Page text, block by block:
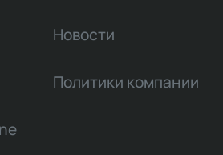
Новости
Политики компании